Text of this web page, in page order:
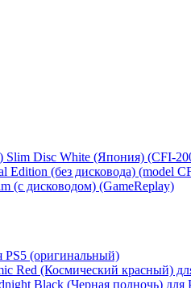
Slim Disc White (Япония) (CFI-
Edition (без дисковода) (model
(с дисководом) (GameReplay)
PS5 (оригинальный)
Red (Космический красный)
Black (Черная полночь) для